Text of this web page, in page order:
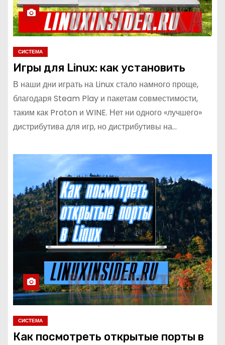
СИСТЕМА
Игры для Linux: как установить
В наши дни играть на Linux стало намного проще,
благодаря Steam Play и пакетам совместимости,
таким как Proton и WINE. Нет ни одного «лучшего»
дистрибутива для игр, но дистрибутивы на…
СИСТЕМА
Как посмотреть открытые порты в